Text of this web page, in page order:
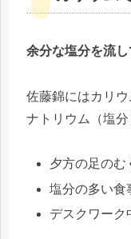
余分な塩分を流
佐藤錦にはカリ
ナトリウム（塩
夕方の足のむ
塩分の多い食
デスクワーク